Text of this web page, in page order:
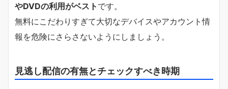
やDVDの利用がベスト です。
無料にこだわりすぎて大切なデバイスやアカウント情
報を危険にさらさないようにしましょう。
見逃し配信の有無とチェックすべき時期